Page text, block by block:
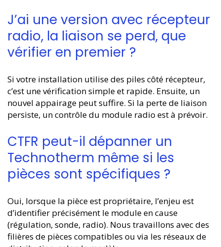
J’ai une version avec récepteur
radio, la liaison se perd, que
vérifier en premier ?
Si votre installation utilise des piles côté récepteur,
c’est une vérification simple et rapide. Ensuite, un
nouvel appairage peut suffire. Si la perte de liaison
persiste, un contrôle du module radio est à prévoir.
CTFR peut-il dépanner un
Technotherm même si les
pièces sont spécifiques ?
Oui, lorsque la pièce est propriétaire, l’enjeu est
d’identifier précisément le module en cause
(régulation, sonde, radio). Nous travaillons avec des
filières de pièces compatibles ou via les réseaux de